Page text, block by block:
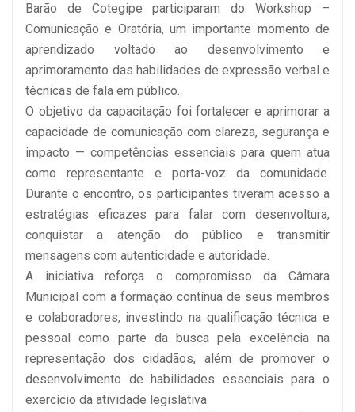
Barão de Cotegipe participaram do Workshop –
Comunicação e Oratória, um importante momento de
aprendizado voltado ao desenvolvimento e
aprimoramento das habilidades de expressão verbal e
técnicas de fala em público.
O objetivo da capacitação foi fortalecer e aprimorar a
capacidade de comunicação com clareza, segurança e
impacto — competências essenciais para quem atua
como representante e porta-voz da comunidade.
Durante o encontro, os participantes tiveram acesso a
estratégias eficazes para falar com desenvoltura,
conquistar a atenção do público e transmitir
mensagens com autenticidade e autoridade.
A iniciativa reforça o compromisso da Câmara
Municipal com a formação contínua de seus membros
e colaboradores, investindo na qualificação técnica e
pessoal como parte da busca pela excelência na
representação dos cidadãos, além de promover o
desenvolvimento de habilidades essenciais para o
exercício da atividade legislativa.